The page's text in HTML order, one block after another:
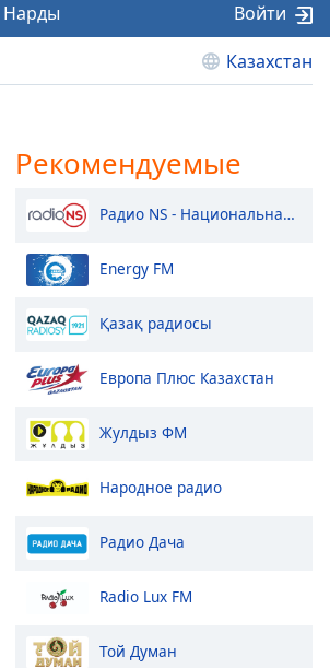
Казахстан
Нарды Войти
Рекомендуемые
Радио NS - Национальная Сеть
Energy FM
Қазақ радиосы
Европа Плюс Казахстан
Жулдыз ФМ
Народное радио
Радио Дача
Radio Lux FM
Той Думан